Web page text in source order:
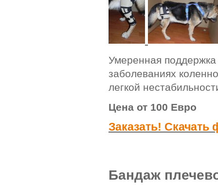
Умеренная
заболеваниях
легкой
Цена от 100 Евро
Заказать! Скачать
Бандаж